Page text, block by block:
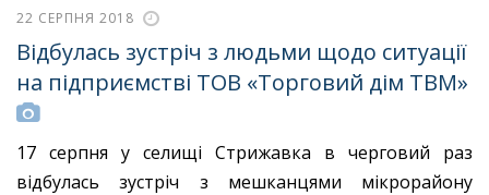
22 СЕРПНЯ 2018
Відбулась зустріч з людьми щодо ситуації
на підприємстві ТОВ «Торговий дім ТВМ»
17 серпня у селищі Стрижавка в черговий раз
відбулась зустріч з мешканцями мікрорайону